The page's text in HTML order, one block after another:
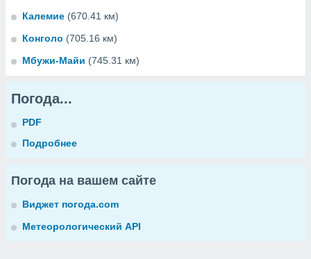
Калемие (670.41 км)
Конголо (705.16 км)
Мбужи-Майи (745.31 км)
Погода...
PDF
Подробнее
Погода на вашем сайте
Виджет погода.com
Метеорологический API